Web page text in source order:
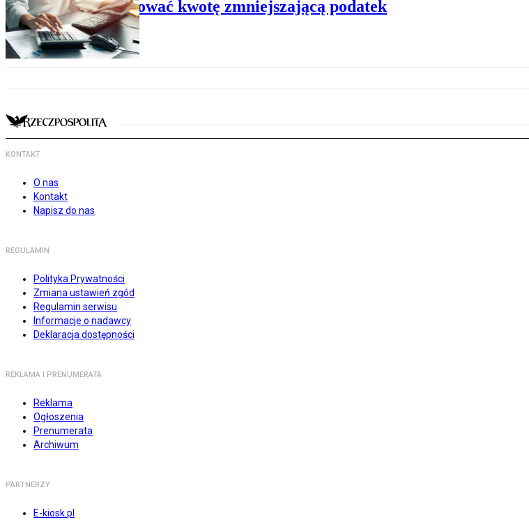
Jak stosować kwotę zmniejszającą podatek
KONTAKT
O nas
Kontakt
Napisz do nas
REGULAMIN
Polityka Prywatności
Zmiana ustawień zgód
Regulamin serwisu
Informacje o nadawcy
Deklaracja dostępności
REKLAMA I PRENUMERATA
Reklama
Ogłoszenia
Prenumerata
Archiwum
PARTNERZY
E-kiosk.pl